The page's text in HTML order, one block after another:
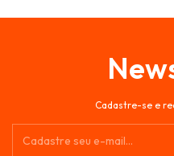
Cadastre-se e